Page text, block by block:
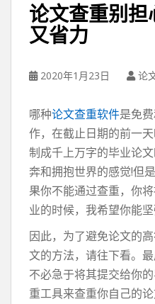
论文查重别
又省力
2020年1月23日 论
哪种论文查重软件是免
作，在截止日期的前一
制成千上万字的毕业论
奔和拥抱世界的感觉!但
果你不能通过查重，你
业的时候，我希望你能坚
因此，为了避免论文的
文的方法，请往下看。
不必急于将其提交给你
重工具来查重你自己的